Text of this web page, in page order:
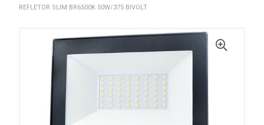
REFLETOR SLIM BR6500K 50W/375 BIVOLT